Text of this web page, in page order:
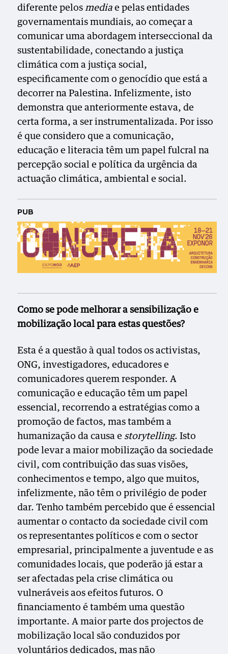
diferente pelosmedia e pelas entidades
governamentais mundiais, ao começar a
comunicar uma abordagem interseccional da
sustentabilidade, conectando a justiça
climática com a justiça social,
especificamente com o genocídio que está a
decorrer na Palestina. Infelizmente, isto
demonstra que anteriormente estava, de
certa forma, a ser instrumentalizada. Por isso
é que considero que a comunicação,
educação e literacia têm um papel fulcral na
percepção social e política da urgência da
actuação climática, ambiental e social.
PUB
Como se pode melhorar a sensibilização e
mobilização local para estas questões?
Esta é a questão à qual todos os activistas,
ONG, investigadores, educadores e
comunicadores querem responder. A
comunicação e educação têm um papel
essencial, recorrendo a estratégias como a
promoção de factos, mas também a
humanização da causa e storytelling. Isto
pode levar a maior mobilização da sociedade
civil, com contribuição das suas visões,
conhecimentos e tempo, algo que muitos,
infelizmente, não têm o privilégio de poder
dar. Tenho também percebido que é essencial
aumentar o contacto da sociedade civil com
os representantes políticos e com o sector
empresarial, principalmente a juventude e as
comunidades locais, que poderão já estar a
ser afectadas pela crise climática ou
vulneráveis aos efeitos futuros. O
financiamento é também uma questão
importante. A maior parte dos projectos de
mobilização local são conduzidos por
voluntários dedicados, mas não